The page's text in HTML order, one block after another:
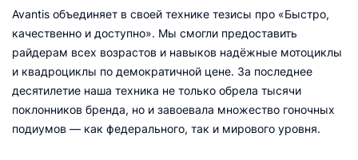
Avantis объединяет в своей технике тезисы про «Быстро,
качественно и доступно». Мы смогли предоставить
райдерам всех возрастов и навыков надёжные мотоциклы
и квадроциклы по демократичной цене. За последнее
десятилетие наша техника не только обрела тысячи
поклонников бренда, но и завоевала множество гоночных
подиумов — как федерального, так и мирового уровня.